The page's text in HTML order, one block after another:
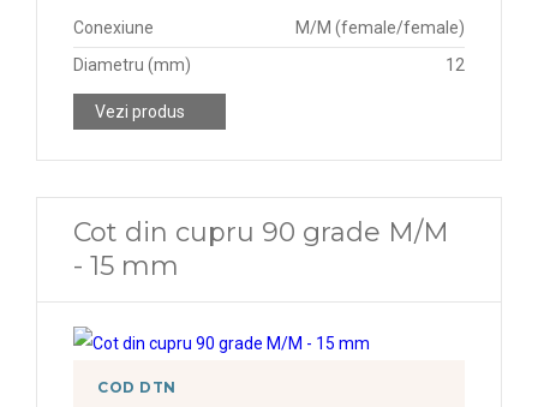
Conexiune
M/M (female/female)
Diametru (mm)
12
Vezi produs
Cot din cupru 90 grade M/M
- 15 mm
COD DTN